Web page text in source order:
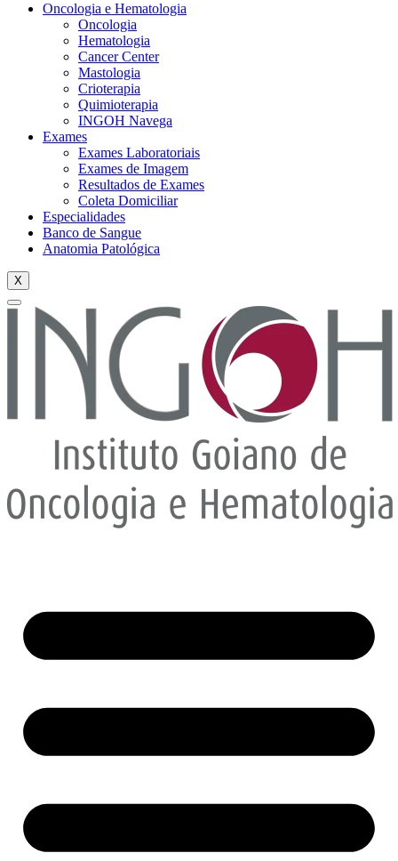
Oncologia e Hematologia
Oncologia
Hematologia
Cancer Center
Mastologia
Crioterapia
Quimioterapia
INGOH Navega
Exames
Exames Laboratoriais
Exames de Imagem
Resultados de Exames
Coleta Domiciliar
Especialidades
Banco de Sangue
Anatomia Patológica
X